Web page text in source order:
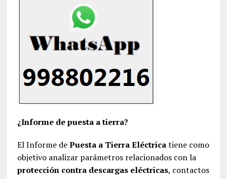
¿Informe de puesta a tierra?
El Informe dePuesta a Tierra Eléctricatiene como
objetivo analizar parámetros relacionados con la
protección contra descargas eléctricas, contactos